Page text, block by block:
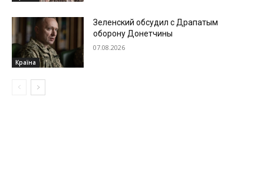
Країна
Зеленский обсудил с Драпатым
оборону Донетчины
07.08.2026